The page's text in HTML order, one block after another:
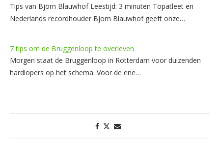
Tips van Björn Blauwhof Leestijd: 3 minuten Topatleet en
Nederlands recordhouder Bjorn Blauwhof geeft onze…
7 tips om de Bruggenloop te overleven
Morgen staat de Bruggenloop in Rotterdam voor duizenden
hardlopers op het schema. Voor de ene…